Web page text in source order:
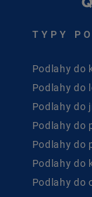
TYPY
Podlahy do
Podlahy do
Podlahy do
Podlahy do
Podlahy do
Podlahy do
Podlahy do